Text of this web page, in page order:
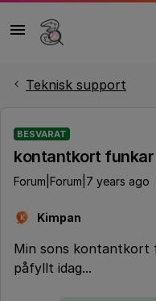
Teknisk support
BESVARAT
kontantkort
Forum|Forum|7 years ago
K Kimpan
Min sons
påfyllt idag...